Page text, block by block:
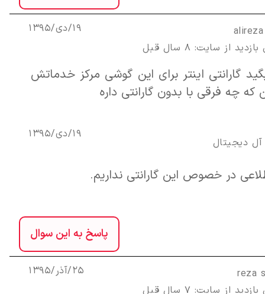
از سایت: 8 سال قبل
19/دی/1395
گارانتی اینتر برای این گوشی مرکز خدماتش
چه فرقی با بدون گارانتی داره
آل ديجيتال
19/دی/1395
در خصوص این گارانتی نداریم.
پاسخ به این سوال
reza
از سایت: 7 سال قبل
25/آذر/1395